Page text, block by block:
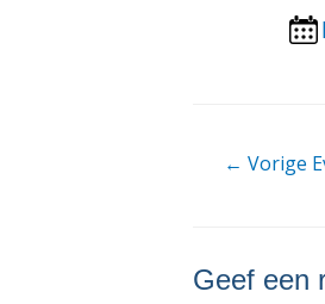
Berichtnavigatie
← Vorige
Geef een